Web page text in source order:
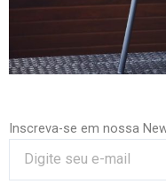
Inscreva-se em nossa